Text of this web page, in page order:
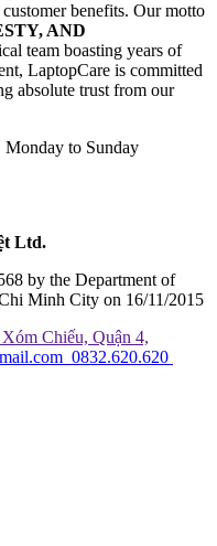
benefits. Our motto
AND
team boasting years of
LaptopCare is committed
absolute trust from our
to Sunday
Ltd.
by the Department of
Minh City on 16/11/2015
Chiếu, Quận 4,
0832.620.620